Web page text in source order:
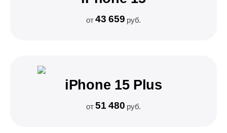
от43 659 руб.
iPhone 15 Plus
от51 480 руб.